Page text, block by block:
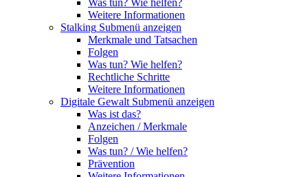
Was tun? Wie helfen?
Weitere Informationen
Stalking Submenü anzeigen
Merkmale und Tatsachen
Folgen
Was tun? Wie helfen?
Rechtliche Schritte
Weitere Informationen
Digitale Gewalt Submenü anzeigen
Was ist das?
Anzeichen / Merkmale
Folgen
Was tun? / Wie helfen?
Prävention